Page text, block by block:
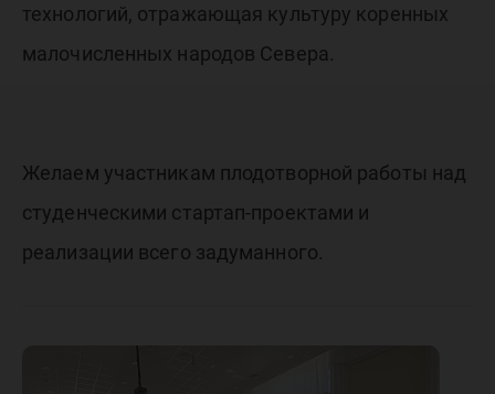
технологий, отражающая культуру коренных
малочисленных народов Севера.
Желаем участникам плодотворной работы над
студенческими стартап-проектами и
реализации всего задуманного.